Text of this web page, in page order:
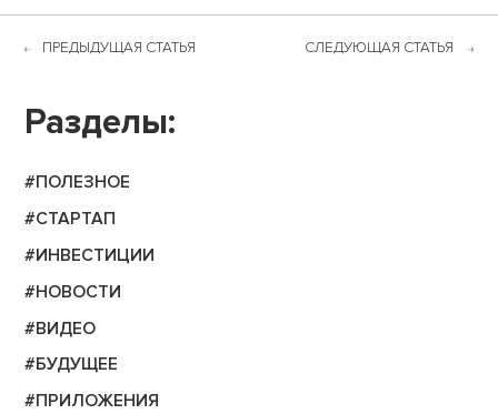
ПРЕДЫДУЩАЯ СТАТЬЯ СЛЕДУЮЩАЯ СТАТЬЯ
Разделы:
#ПОЛЕЗНОЕ
#СТАРТАП
#ИНВЕСТИЦИИ
#НОВОСТИ
#ВИДЕО
#БУДУЩЕЕ
#ПРИЛОЖЕНИЯ